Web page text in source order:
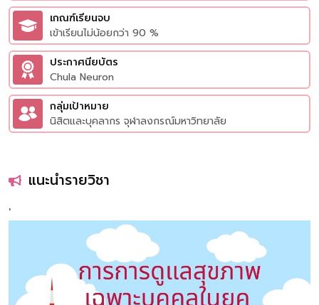
เกณฑ์เรียนจบ
เข้าเรียนไม่น้อยกว่า 90 %
ประกาศนียบัตร
Chula Neuron
กลุ่มเป้าหมาย
นิสิตและบุคลากร จุฬาลงกรณ์มหาวิทยาลัย
แนะนำรายวิชา
'